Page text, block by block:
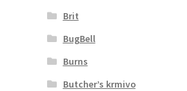
Brit
BugBell
Burns
Butcher’s krmivo